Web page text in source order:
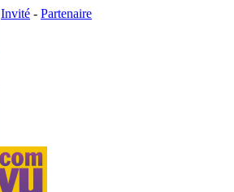
Invité - Partenaire